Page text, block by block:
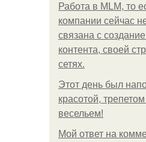
Работа в MLM, то
компании сейчас
связана с
контента, своей
сетях.
Этот день был
красотой,
весельем!
Мой ответ на